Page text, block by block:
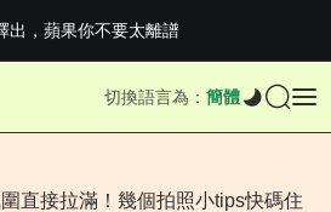
出，蘋果你不要太離譜
收官：全滿貫對上全滿亞，德約...
》正式上線，官...
切換語言為： 簡體
直接拉滿！幾個拍照小tips快碼住